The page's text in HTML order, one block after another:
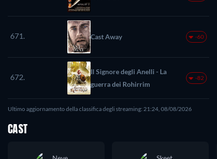
671. Cast Away -60
672.
Il Signore degli Anelli - La
guerra dei Rohirrim
-82
Ultimo aggiornamento della classifica degli streaming: 21:24, 08/08/2026
CAST